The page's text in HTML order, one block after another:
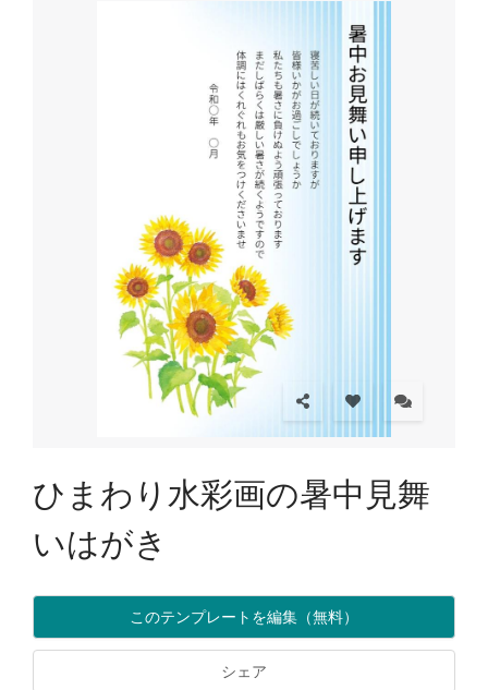
ひまわり水彩画の暑中見舞
いはがき
このテンプレートを編集（無料）
シェア